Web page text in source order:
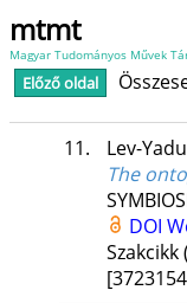
mtmt
Magyar Tudományos Művek
Előző oldal
11. Lev-
The
DOI